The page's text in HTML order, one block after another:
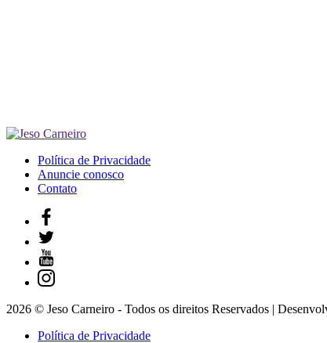
Política de Privacidade
Anuncie conosco
Contato
2026 © Jeso Carneiro - Todos os direitos Reservados |
Política de Privacidade